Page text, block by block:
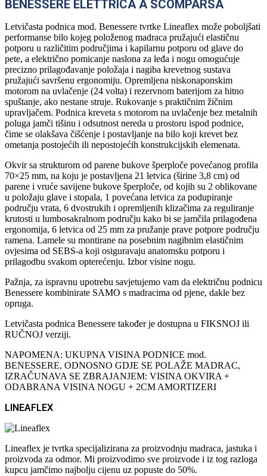
BENESSERE ELETTRICA A SCOMPARSA
Letvičasta podnica mod. Benessere tvrtke Lineaflex može poboljšati
performanse bilo kojeg položenog madraca pružajući elastičnu
potporu u različitim područjima i kapilarnu potporu od glave do
pete, a električno pomicanje naslona za leđa i nogu omogućuje
precizno prilagođavanje položaja i nagiba krevetnog sustava
pružajući savršenu ergonomiju. Opremljena niskonaponskim
motorom na uvlačenje (24 volta) i rezervnom baterijom za hitno
spuštanje, ako nestane struje. Rukovanje s praktičnim žičnim
upravljačem. Podnica kreveta s motorom na uvlačenje bez metalnih
poluga jamči tišinu i odsutnost nereda u prostoru ispod podnice,
čime se olakšava čišćenje i postavljanje na bilo koji krevet bez
ometanja postojećih ili nepostojećih konstrukcijskih elemenata.
Okvir sa strukturom od parene bukove šperploče povećanog profila
70×25 mm, na koju je postavljena 21 letvica (širine 3,8 cm) od
parene i vruće savijene bukove šperploče, od kojih su 2 oblikovane
u položaju glave i stopala, 1 povećana letvica za podupiranje
području vrata, 6 dvostrukih i opremljenih klizačima za reguliranje
krutosti u lumbosakralnom području kako bi se jamčila prilagođena
ergonomija, 6 letvica od 25 mm za pružanje prave potpore području
ramena. Lamele su montirane na posebnim nagibnim elastičnim
ovjesima od SEBS-a koji osiguravaju anatomsku potporu i
prilagodbu svakom opterećenju. Izbor visine nogu.
Pažnja, za ispravnu upotrebu savjetujemo vam da električnu podnicu
Benessere kombinirate SAMO s madracima od pjene, dakle bez
opruga.
Letvičasta podnica Benessere također je dostupna u FIKSNOJ ili
RUČNOJ verziji.
NAPOMENA: UKUPNA VISINA PODNICE mod.
BENESSERE, ODNOSNO GDJE SE POLAŽE MADRAC,
IZRAČUNAVA SE ZBRAJANJEM: VISINA OKVIRA +
ODABRANA VISINA NOGU + 2CM AMORTIZERI
LINEAFLEX
Lineaflex je tvrtka specijalizirana za proizvodnju madraca, jastuka i
proizvoda za odmor. Mi proizvodimo sve proizvode i iz tog razloga
kupcu jamčimo najbolju cijenu uz popuste do 50%.